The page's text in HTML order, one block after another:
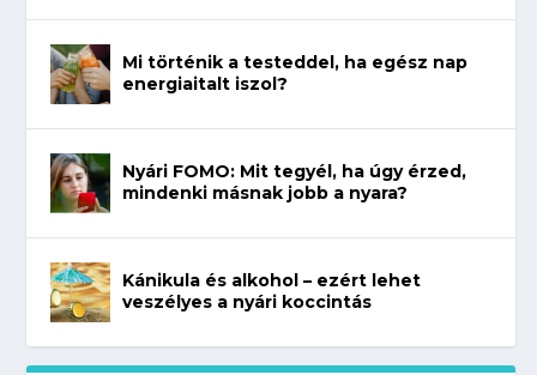
Mi történik a testeddel, ha egész nap
energiaitalt iszol?
Nyári FOMO: Mit tegyél, ha úgy érzed,
mindenki másnak jobb a nyara?
Kánikula és alkohol – ezért lehet
veszélyes a nyári koccintás